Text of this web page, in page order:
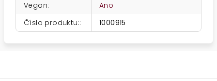
Vegan:
Ano
Číslo produktu:: 1000915